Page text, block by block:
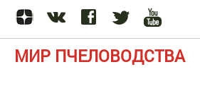
МИР ПЧЕЛОВОДСТВА